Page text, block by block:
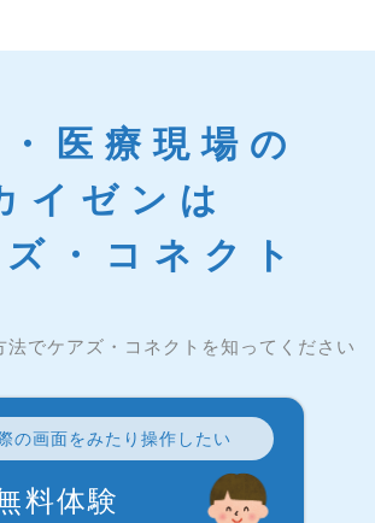
医療現場の
イゼンは
・コネクト
法でケアズ・コネクトを知ってください
の画面をみたり操作したい
料体験